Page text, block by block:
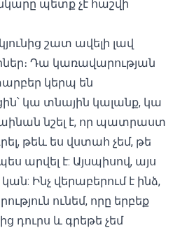
պետք չէ հաշվի
շատ ավելի լավ
Դա կառավարության
կերպ են
կա տնային կալանք, կա
նշել է, որ պատրաստ
թեև ես վստահ չեմ, թե
արվել է: Այսպիսով, այս
Ինչ վերաբերում է ինձ,
ունեմ, որը երբեք
դուրս և գրեթե չեմ